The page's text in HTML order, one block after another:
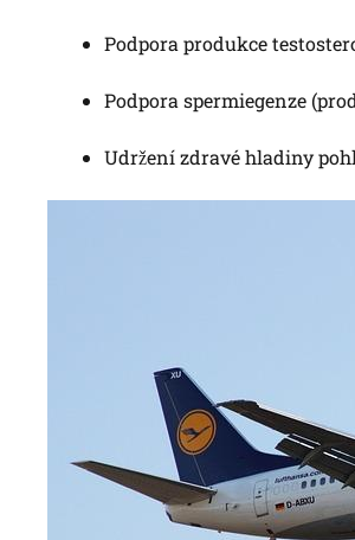
Podpora produkce
Podpora spermiegenze
Udržení zdravé hladiny